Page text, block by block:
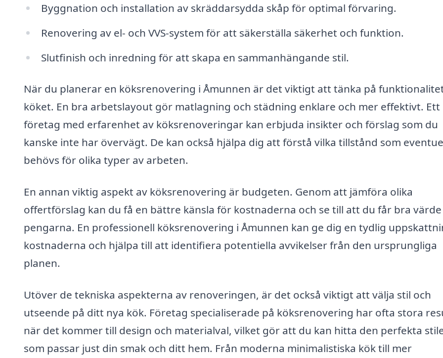
Byggnation och installation av skräddarsydda skåp för optimal förvaring.
Renovering av el- och VVS-system för att säkerställa säkerhet och funktion.
Slutfinish och inredning för att skapa en sammanhängande stil.
När du planerar en köksrenovering i Åmunnen är det viktigt att tänka på
köket. En bra arbetslayout gör matlagning och städning enklare och mer effektivt. Ett
företag med erfarenhet av köksrenoveringar kan erbjuda insikter och förslag som du
kanske inte har övervägt. De kan också hjälpa dig att förstå vilka tillstånd som
behövs för olika typer av arbeten.
En annan viktig aspekt av köksrenovering är budgeten. Genom att jämföra olika
offertförslag kan du få en bättre känsla för kostnaderna och se till att du får bra
pengarna. En professionell köksrenovering i Åmunnen kan ge dig en tydlig
kostnaderna och hjälpa till att identifiera potentiella avvikelser från den ursprungliga
planen.
Utöver de tekniska aspekterna av renoveringen, är det också viktigt att välja stil och
utseende på ditt nya kök. Företag specialiserade på köksrenovering har ofta stora
när det kommer till design och materialval, vilket gör att du kan hitta den perfekta
som passar just din smak och ditt hem. Från moderna minimalistiska kök till mer